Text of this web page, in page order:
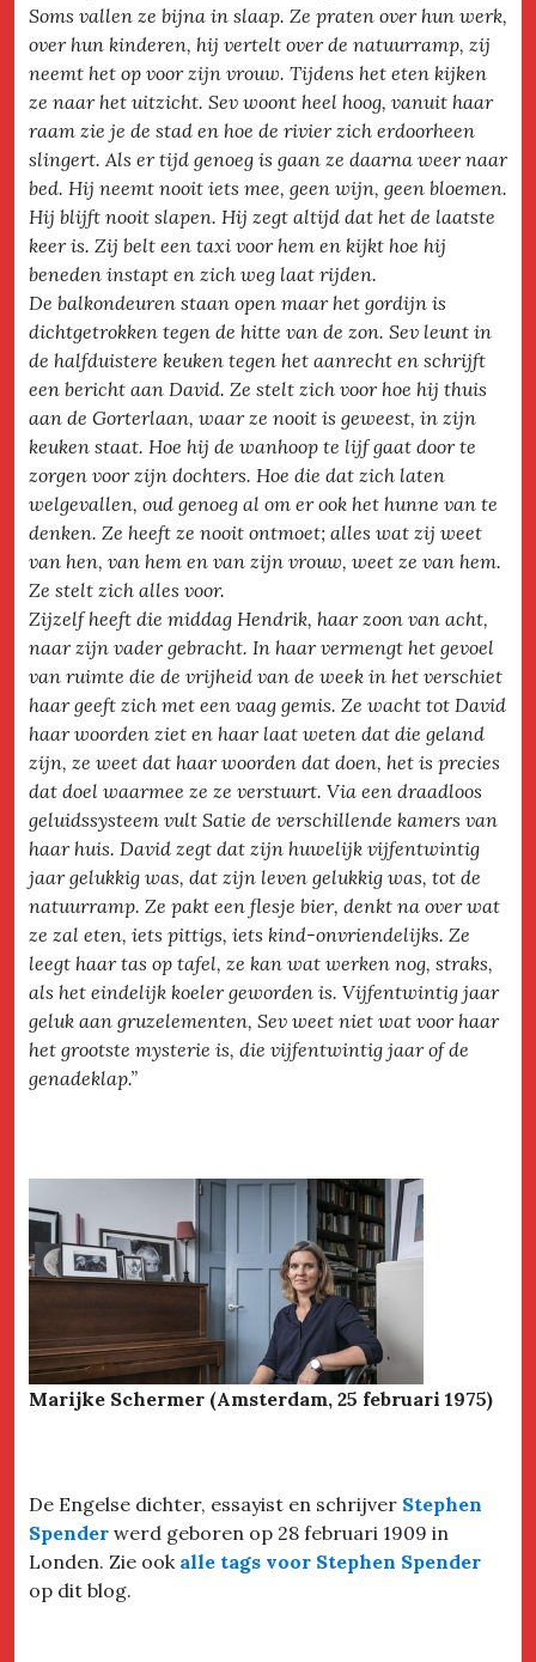
Soms vallen ze bijna in slaap. Ze praten over hun werk,
over hun kinderen, hij vertelt over de natuurramp, zij
neemt het op voor zijn vrouw. Tijdens het eten kijken
ze naar het uitzicht. Sev woont heel hoog, vanuit haar
raam zie je de stad en hoe de rivier zich erdoorheen
slingert. Als er tijd genoeg is gaan ze daarna weer naar
bed. Hij neemt nooit iets mee, geen wijn, geen bloemen.
Hij blijft nooit slapen. Hij zegt altijd dat het de laatste
keer is. Zij belt een taxi voor hem en kijkt hoe hij
beneden instapt en zich weg laat rijden.
De balkondeuren staan open maar het gordijn is
dichtgetrokken tegen de hitte van de zon. Sev leunt in
de halfduistere keuken tegen het aanrecht en schrijft
een bericht aan David. Ze stelt zich voor hoe hij thuis
aan de Gorterlaan, waar ze nooit is geweest, in zijn
keuken staat. Hoe hij de wanhoop te lijf gaat door te
zorgen voor zijn dochters. Hoe die dat zich laten
welgevallen, oud genoeg al om er ook het hunne van te
denken. Ze heeft ze nooit ontmoet; alles wat zij weet
van hen, van hem en van zijn vrouw, weet ze van hem.
Ze stelt zich alles voor.
Zijzelf heeft die middag Hendrik, haar zoon van acht,
naar zijn vader gebracht. In haar vermengt het gevoel
van ruimte die de vrijheid van de week in het verschiet
haar geeft zich met een vaag gemis. Ze wacht tot David
haar woorden ziet en haar laat weten dat die geland
zijn, ze weet dat haar woorden dat doen, het is precies
dat doel waarmee ze ze verstuurt. Via een draadloos
geluidssysteem vult Satie de verschillende kamers van
haar huis. David zegt dat zijn huwelijk vijfentwintig
jaar gelukkig was, dat zijn leven gelukkig was, tot de
natuurramp. Ze pakt een flesje bier, denkt na over wat
ze zal eten, iets pittigs, iets kind-onvriendelijks. Ze
leegt haar tas op tafel, ze kan wat werken nog, straks,
als het eindelijk koeler geworden is. Vijfentwintig jaar
geluk aan gruzelementen, Sev weet niet wat voor haar
het grootste mysterie is, die vijfentwintig jaar of de
genadeklap.”
Marijke Schermer (Amsterdam, 25 februari 1975)
De Engelse dichter, essayist en schrijver Stephen
Spender werd geboren op 28 februari 1909 in
Londen. Zie ook alle tags voor Stephen Spender
op dit blog.